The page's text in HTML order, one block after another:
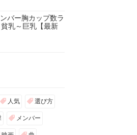
バー胸カップ数ラ
乳～巨乳【最新
人気 選び方
メンバー